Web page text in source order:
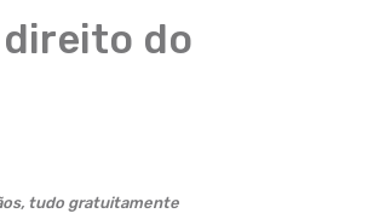
direito do
tudo gratuitamente